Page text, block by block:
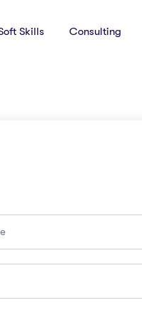
Skills Consulting